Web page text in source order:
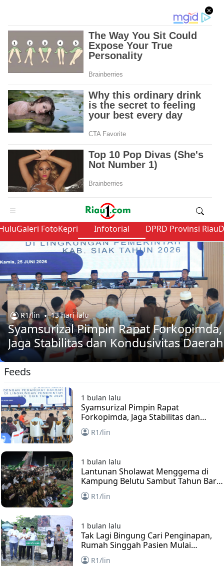
Advertisement
Galeri FotoKepri Infotorial DPRD Provinsi Riau
R1/lin•13 hari lalu
Syamsurizal Pimpin Rapat Forkopimda,
Jaga Stabilitas dan Kondusivitas Daerah
Feeds
1 bulan lalu
Syamsurizal Pimpin Rapat
Forkopimda, Jaga Stabilitas dan
Kondusivitas Daerah
R1/lin
1 bulan lalu
Lantunan Sholawat Menggema di
Kampung Belutu Sambut Tahun Baru
Islam 1448 Hijriah
R1/lin
1 bulan lalu
Tak Lagi Bingung Cari Penginapan,
Rumah Singgah Pasien Mulai
Dibangun di Siak
R1/lin